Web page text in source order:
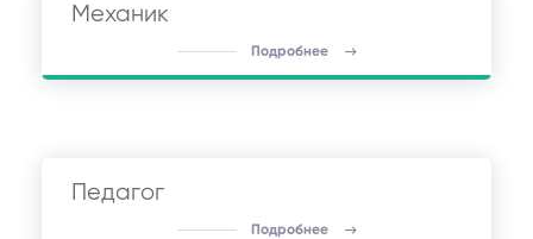
Механик
Подробнее
Педагог
Подробнее